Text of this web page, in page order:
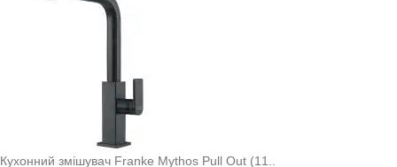
Кухонний змішувач Franke Mythos Pull Out (11..